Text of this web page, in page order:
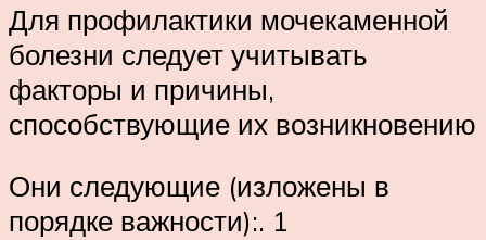
Для профилактики мочекаменной
болезни следует учитывать
факторы и причины,
способствующие их возникновению
Они следующие (изложены в
порядке важности):. 1